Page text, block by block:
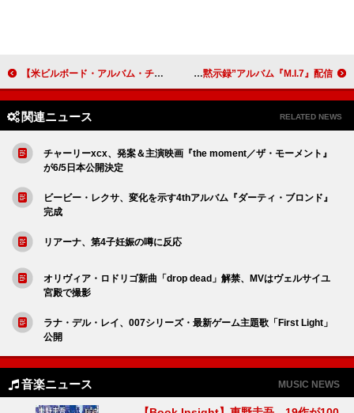
【米ビルボード・アルバム・チャート】エラ・ラングレー自身初の首位、【コーチェラ】効果でジャスティン＆サブリナTOP10返り咲き M.I.A.、7つの地で描く“現代の黙示録”アルバム『M.I.7』配信
関連ニュース RELATED NEWS
チャーリーxcx、発案＆主演映画『the moment／ザ・モーメント』
が6/5日本公開決定
ビービー・レクサ、変化を示す4thアルバム『ダーティ・ブロンド』
完成
リアーナ、第4子妊娠の噂に反応
オリヴィア・ロドリゴ新曲「drop dead」解禁、MVはヴェルサイユ
宮殿で撮影
ラナ・デル・レイ、007シリーズ・最新ゲーム主題歌「First Light」
公開
音楽ニュース MUSIC NEWS